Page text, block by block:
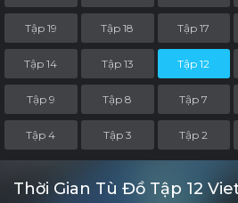
Tập 19 Tập 18 Tập 17
Tập 14 Tập 13 Tập 12
Tập 9 Tập 8 Tập 7
Tập 4 Tập 3 Tập 2
Thời Gian Tù Đồ Tập 12